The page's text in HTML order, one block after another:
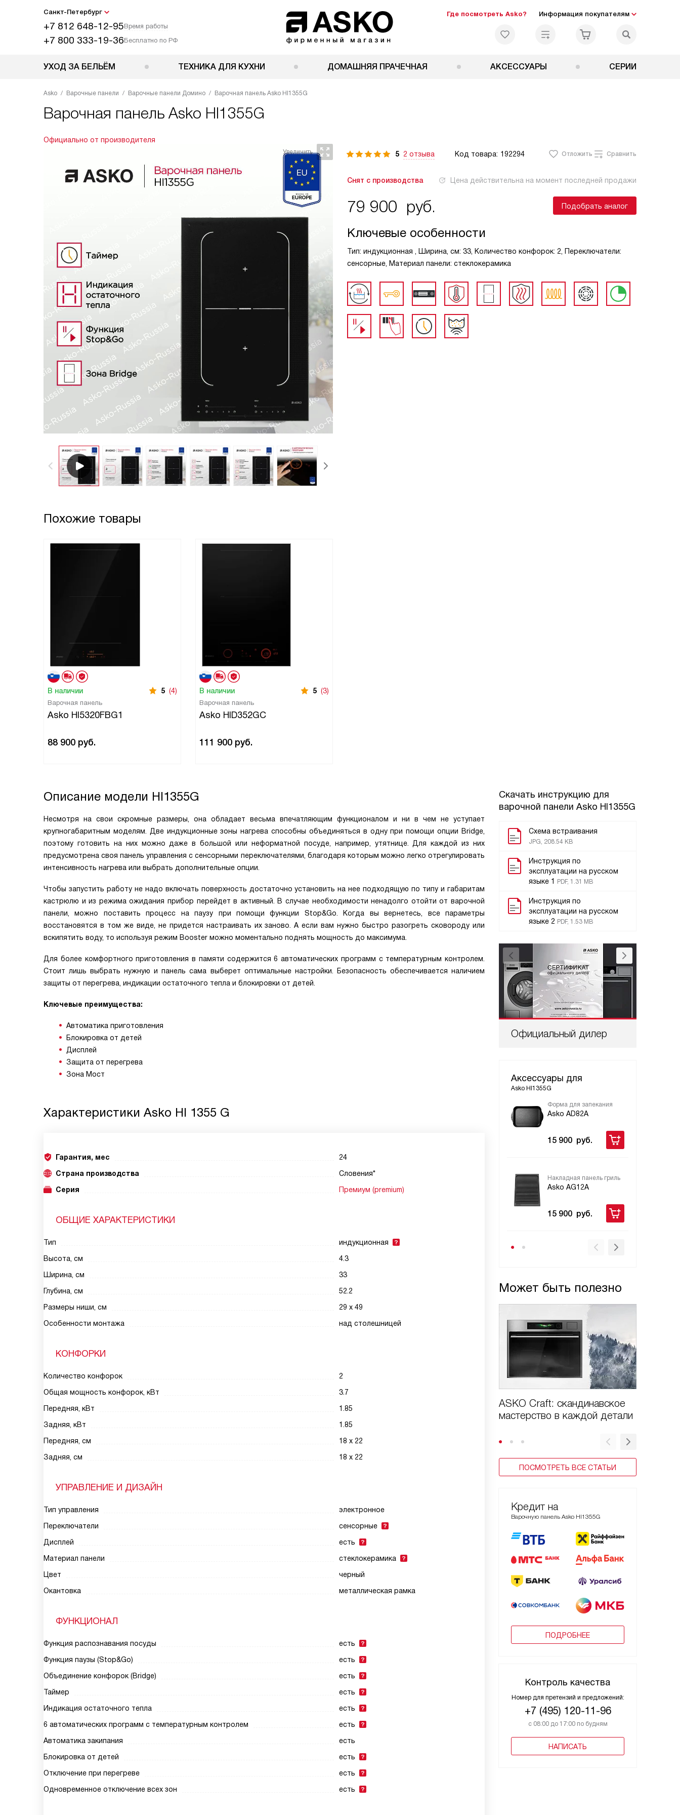
Санкт-Петербург
+7 812 648-12-95Время работы
+7 800 333-19-36Бесплатно по РФ
Где посмотреть Asko? Информация покупателям
УХОД ЗА БЕЛЬЁМ ТЕХНИКА ДЛЯ КУХНИ ДОМАШНЯЯ ПРАЧЕЧНАЯ АКСЕССУАРЫ СЕРИИ
Asko Варочные панели Варочные панели Домино Варочная панель Asko HI1355G
Варочная панель Asko HI1355G
Официально от производителя
5 2 отзыва Код товара: 192294 Отложить Сравнить
Снят с производства Цена действительна на момент последней продажи
79 900 руб. Подобрать аналог
Ключевые особенности
Тип: индукционная , Ширина, см: 33, Количество конфорок: 2, Переключатели:
сенсорные, Материал панели: стеклокерамика
Похожие товары
В наличии 5 (4)
Варочная панель
Asko HI5320FBG1
88 900 руб.
В наличии 5 (3)
Варочная панель
Asko HID352GC
111 900 руб.
Скачать инструкцию для
варочной панели Asko HI1355G
Схема встраивания
JPG, 208.54 KB
Инструкция по
эксплуатации на русском
языке 1
PDF, 1.31 MB
Инструкция по
эксплуатации на русском
языке 2 PDF, 1.53 MB
Официальный дилер
Аксессуары для
Asko HI1355G
Форма для запекания
Asko AD82A
15 900 руб.
Накладная панель гриль
Asko AG12A
15 900 руб.
Может быть полезно
ASKO Craft: скандинавское
мастерство в каждой детали
ПОСМОТРЕТЬ ВСЕ СТАТЬИ
Кредит на
Варочную панель Asko HI1355G
ПОДРОБНЕЕ
Контроль качества
Номер для претензий и предложений:
+7 (495) 120-11-96
с 08:00 до 17:00 по будням
НАПИСАТЬ
Описание модели HI1355G
Несмотря на свои скромные размеры, она обладает весьма впечатляющим функционалом и ни в чем не уступает
крупногабаритным моделям. Две индукционные зоны нагрева способны объединяться в одну при помощи опции Bridge,
поэтому готовить на них можно даже в большой или неформатной посуде, например, утятнице. Для каждой из них
предусмотрена своя панель управления с сенсорными переключателями, благодаря которым можно легко отрегулировать
интенсивность нагрева или выбрать дополнительные опции.
Чтобы запустить работу не надо включать поверхность достаточно установить на нее подходящую по типу и габаритам
кастрюлю и из режима ожидания прибор перейдет в активный. В случае необходимости ненадолго отойти от варочной
панели, можно поставить процесс на паузу при помощи функции Stop&Go. Когда вы вернетесь, все параметры
восстановятся в том же виде, не придется настраивать их заново. А если вам нужно быстро разогреть сковороду или
вскипятить воду, то используя режим Booster можно моментально поднять мощность до максимума.
Для более комфортного приготовления в памяти содержится 6 автоматических программ с температурным контролем.
Стоит лишь выбрать нужную и панель сама выберет оптимальные настройки. Безопасность обеспечивается наличием
защиты от перегрева, индикации остаточного тепла и блокировки от детей.
Ключевые преимущества:
Автоматика приготовления
Блокировка от детей
Дисплей
Защита от перегрева
Зона Мост
Характеристики Asko HI 1355 G
Гарантия, мес
24
Страна производства
Словения*
Серия
Премиум (premium)
ОБЩИЕ ХАРАКТЕРИСТИКИ
Тип
индукционная
Высота, см
4.3
Ширина, см
33
Глубина, см
52.2
Размеры ниши, см
29 х 49
Особенности монтажа
над столешницей
КОНФОРКИ
Количество конфорок
2
Общая мощность конфорок, кВт
3.7
Передняя, кВт
1.85
Задняя, кВт
1.85
Передняя, см
18 х 22
Задняя, см
18 х 22
УПРАВЛЕНИЕ И ДИЗАЙН
Тип управления
электронное
Переключатели
сенсорные
Дисплей
есть
Материал панели
стеклокерамика
Цвет
черный
Окантовка
металлическая рамка
ФУНКЦИОНАЛ
Функция распознавания посуды
есть
Функция паузы (Stop&Go)
есть
Объединение конфорок (Bridge)
есть
Таймер
есть
Индикация остаточного тепла
есть
6 автоматических программ c температурным контролем
есть
Автоматика закипания
есть
Блокировка от детей
есть
Отключение при перегреве
есть
Одновременное отключение всех зон
есть